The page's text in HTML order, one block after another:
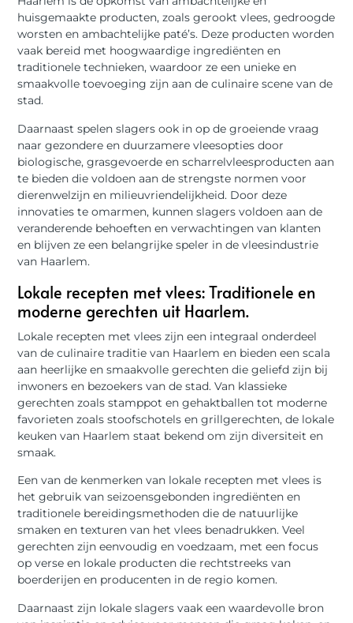
huisgemaakte producten, zoals gerookt vlees, gedroogde
worsten en ambachtelijke paté’s. Deze producten worden
vaak bereid met hoogwaardige ingrediënten en
traditionele technieken, waardoor ze een unieke en
smaakvolle toevoeging zijn aan de culinaire scene van de
stad.
Daarnaast spelen slagers ook in op de groeiende vraag
naar gezondere en duurzamere vleesopties door
biologische, grasgevoerde en scharrelvleesproducten aan
te bieden die voldoen aan de strengste normen voor
dierenwelzijn en milieuvriendelijkheid. Door deze
innovaties te omarmen, kunnen slagers voldoen aan de
veranderende behoeften en verwachtingen van klanten
en blijven ze een belangrijke speler in de vleesindustrie
van Haarlem.
Lokale recepten met vlees: Traditionele en
moderne gerechten uit Haarlem.
Lokale recepten met vlees zijn een integraal onderdeel
van de culinaire traditie van Haarlem en bieden een scala
aan heerlijke en smaakvolle gerechten die geliefd zijn bij
inwoners en bezoekers van de stad. Van klassieke
gerechten zoals stamppot en gehaktballen tot moderne
favorieten zoals stoofschotels en grillgerechten, de lokale
keuken van Haarlem staat bekend om zijn diversiteit en
smaak.
Een van de kenmerken van lokale recepten met vlees is
het gebruik van seizoensgebonden ingrediënten en
traditionele bereidingsmethoden die de natuurlijke
smaken en texturen van het vlees benadrukken. Veel
gerechten zijn eenvoudig en voedzaam, met een focus
op verse en lokale producten die rechtstreeks van
boerderijen en producenten in de regio komen.
Daarnaast zijn lokale slagers vaak een waardevolle bron